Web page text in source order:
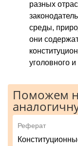
разных
среды,
они
уголовного
Поможем
Реферат